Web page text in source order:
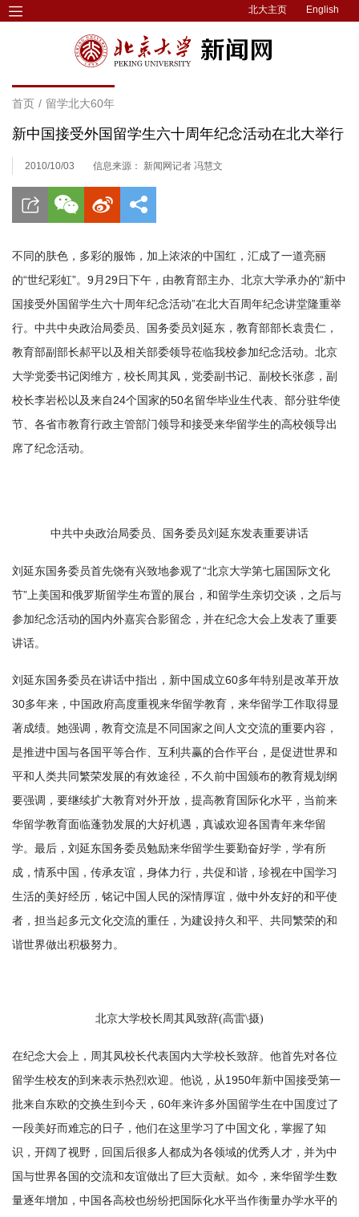
北大主页 English
首页 / 留学北大60年
新中国接受外国留学生六十周年纪念活动在北大举行
2010/10/03 信息来源： 新闻网记者 冯慧文
不同的肤色，多彩的服饰，加上浓浓的中国红，汇成了一道亮丽
的“世纪彩虹”。9月29日下午，由教育部主办、北京大学承办的“新中
国接受外国留学生六十周年纪念活动”在北大百周年纪念讲堂隆重举
行。中共中央政治局委员、国务委员刘延东，教育部部长袁贵仁，
教育部副部长郝平以及相关部委领导莅临我校参加纪念活动。北京
大学党委书记闵维方，校长周其凤，党委副书记、副校长张彦，副
校长李岩松以及来自24个国家的50名留华毕业生代表、部分驻华使
节、各省市教育行政主管部门领导和接受来华留学生的高校领导出
席了纪念活动。
中共中央政治局委员、国务委员刘延东发表重要讲话
刘延东国务委员首先饶有兴致地参观了“北京大学第七届国际文化
节”上美国和俄罗斯留学生布置的展台，和留学生亲切交谈，之后与
参加纪念活动的国内外嘉宾合影留念，并在纪念大会上发表了重要
讲话。
刘延东国务委员在讲话中指出，新中国成立60多年特别是改革开放
30多年来，中国政府高度重视来华留学教育，来华留学工作取得显
著成绩。她强调，教育交流是不同国家之间人文交流的重要内容，
是推进中国与各国平等合作、互利共赢的合作平台，是促进世界和
平和人类共同繁荣发展的有效途径，不久前中国颁布的教育规划纲
要强调，要继续扩大教育对外开放，提高教育国际化水平，当前来
华留学教育面临蓬勃发展的大好机遇，真诚欢迎各国青年来华留
学。最后，刘延东国务委员勉励来华留学生要勤奋好学，学有所
成，情系中国，传承友谊，身体力行，共促和谐，珍视在中国学习
生活的美好经历，铭记中国人民的深情厚谊，做中外友好的和平使
者，担当起多元文化交流的重任，为建设持久和平、共同繁荣的和
谐世界做出积极努力。
北京大学校长周其凤致辞(高雷\摄)
在纪念大会上，周其凤校长代表国内大学校长致辞。他首先对各位
留学生校友的到来表示热烈欢迎。他说，从1950年新中国接受第一
批来自东欧的交换生到今天，60年来许多外国留学生在中国度过了
一段美好而难忘的日子，他们在这里学习了中国文化，掌握了知
识，开阔了视野，回国后很多人都成为各领域的优秀人才，并为中
国与世界各国的交流和友谊做出了巨大贡献。如今，来华留学生数
量逐年增加，中国各高校也纷纷把国际化水平当作衡量办学水平的